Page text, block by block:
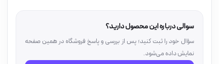
سوالی درباره این محصول دارید؟
سؤال خود را ثبت کنید؛ پس از بررسی و پاسخ فروشگاه در همین صفحه
نمایش داده می‌شود.